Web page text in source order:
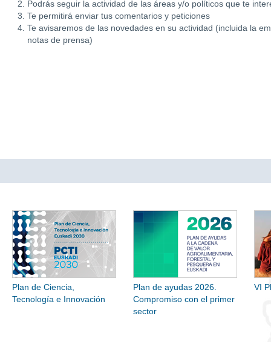
Podrás seguir la actividad de las áreas y/o políticos que te
Te permitirá enviar tus comentarios y peticiones
Te avisaremos de las novedades en su actividad (incluida la
notas de prensa)
Plan de Ciencia,
Tecnología e Innovación
Plan de ayudas 2026.
Compromiso con el primer
sector
VI